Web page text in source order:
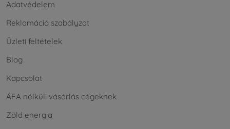
Adatvédelem
Reklamáció szabályzat
Üzleti feltételek
Blog
Kapcsolat
ÁFA nélküli vásárlás cégeknek
Zöld energia